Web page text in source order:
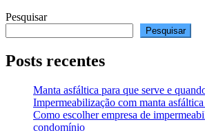
Pesquisar
Pesquisar
Posts recentes
Manta asfáltica para que serve e
Impermeabilização com manta
Como escolher empresa de
condomínio